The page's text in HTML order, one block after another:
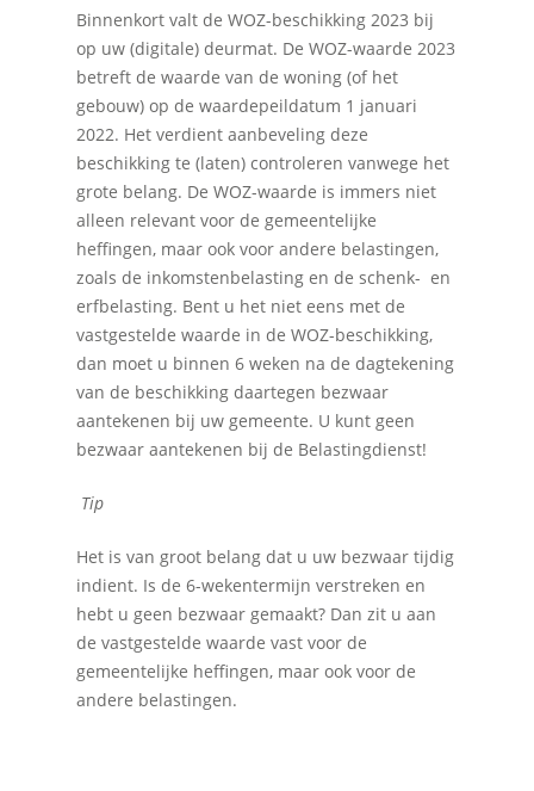
Binnenkort valt de WOZ-beschikking 2023 bij
op uw (digitale) deurmat. De WOZ-waarde 2023
betreft de waarde van de woning (of het
gebouw) op de waardepeildatum 1 januari
2022. Het verdient aanbeveling deze
beschikking te (laten) controleren vanwege het
grote belang. De WOZ-waarde is immers niet
alleen relevant voor de gemeentelijke
heffingen, maar ook voor andere belastingen,
zoals de inkomstenbelasting en de schenk- en
erfbelasting. Bent u het niet eens met de
vastgestelde waarde in de WOZ-beschikking,
dan moet u binnen 6 weken na de dagtekening
van de beschikking daartegen bezwaar
aantekenen bij uw gemeente. U kunt geen
bezwaar aantekenen bij de Belastingdienst!
Tip
Het is van groot belang dat u uw bezwaar tijdig
indient. Is de 6-wekentermijn verstreken en
hebt u geen bezwaar gemaakt? Dan zit u aan
de vastgestelde waarde vast voor de
gemeentelijke heffingen, maar ook voor de
andere belastingen.